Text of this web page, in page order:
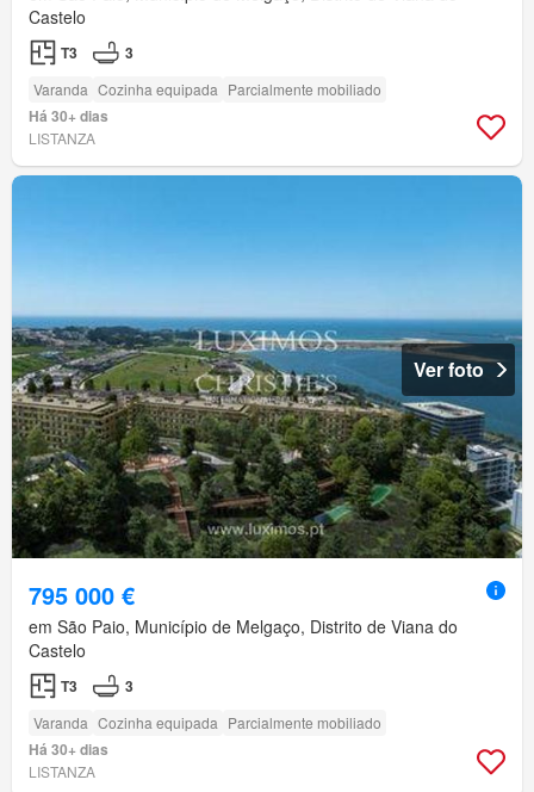
Castelo
T3 3
Varanda Cozinha equipada Parcialmente mobiliado
Há 30+ dias
LISTANZA
Ver foto
795 000 €
em São Paio, Município de Melgaço, Distrito de Viana do
Castelo
T3 3
Varanda Cozinha equipada Parcialmente mobiliado
Há 30+ dias
LISTANZA